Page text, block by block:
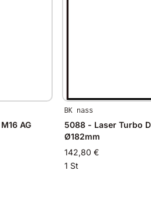
AG
BK nass
5088 - Laser Turbo
Ø182mm
142,80 €
1 St